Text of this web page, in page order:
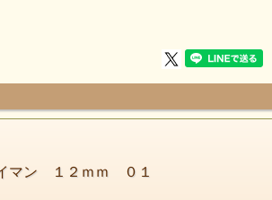
スレイマンはめのう系の石で取れる
黒や白緑赤など様々です 今回は赤
マン １２ｍｍ ０１